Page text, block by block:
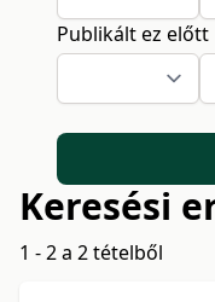
Publikált ez előtt
Keresési
1 - 2 a 2 tételből